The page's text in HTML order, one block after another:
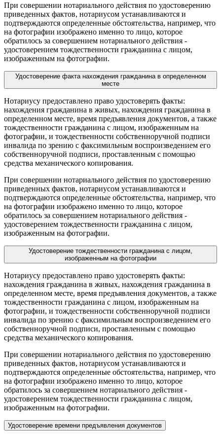
При совершении нотариального действия по удостоверению
приведенных фактов, нотариусом устанавливаются и
подтверждаются определенные обстоятельства, например, что
на фотографии изображено именно то лицо, которое
обратилось за совершением нотариального действия -
удостоверением тождественности гражданина с лицом,
изображенным на фотографии.
Удостоверение факта нахождения гражданина в определенном
месте
Нотариусу предоставлено право удостоверять факты:
нахождения гражданина в живых, нахождения гражданина в
определенном месте, время предъявления документов, а также
тождественности гражданина с лицом, изображенным на
фотографии, и тождественности собственноручной подписи
инвалида по зрению с факсимильным воспроизведением его
собственноручной подписи, проставленным с помощью
средства механического копирования.
При совершении нотариального действия по удостоверению
приведенных фактов, нотариусом устанавливаются и
подтверждаются определенные обстоятельства, например, что
на фотографии изображено именно то лицо, которое
обратилось за совершением нотариального действия -
удостоверением тождественности гражданина с лицом,
изображенным на фотографии.
Удостоверение тождественности гражданина с лицом,
изображенным на фотографии
Нотариусу предоставлено право удостоверять факты:
нахождения гражданина в живых, нахождения гражданина в
определенном месте, время предъявления документов, а также
тождественности гражданина с лицом, изображенным на
фотографии, и тождественности собственноручной подписи
инвалида по зрению с факсимильным воспроизведением его
собственноручной подписи, проставленным с помощью
средства механического копирования.
При совершении нотариального действия по удостоверению
приведенных фактов, нотариусом устанавливаются и
подтверждаются определенные обстоятельства, например, что
на фотографии изображено именно то лицо, которое
обратилось за совершением нотариального действия -
удостоверением тождественности гражданина с лицом,
изображенным на фотографии.
Удостоверение времени предъявления документов